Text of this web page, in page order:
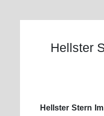
Hellster
Hellster Stern